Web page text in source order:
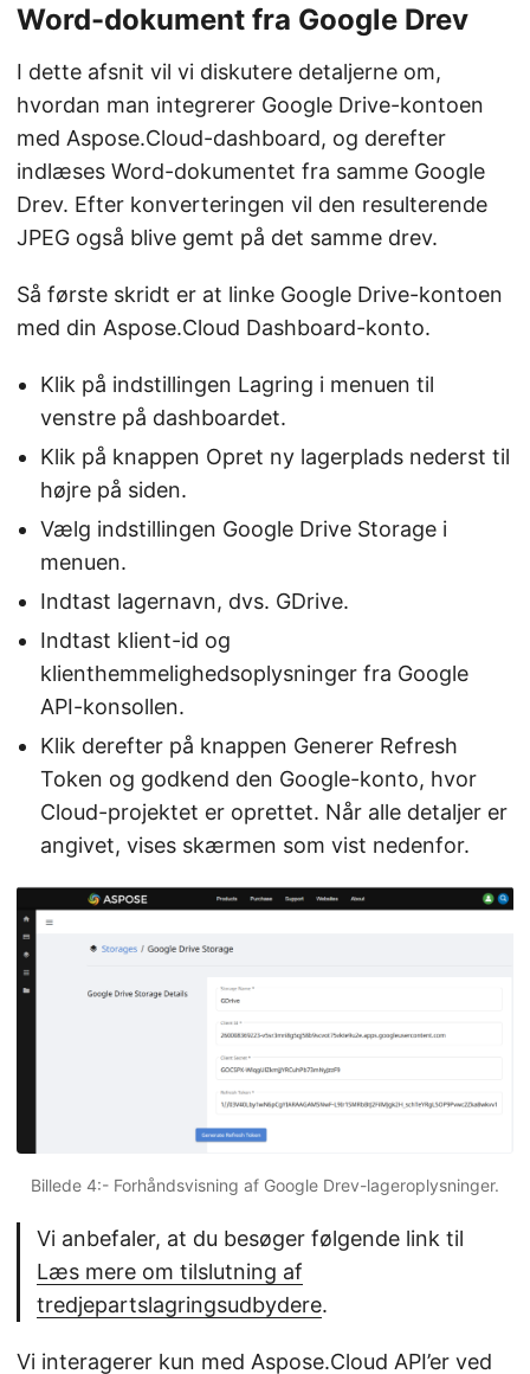
Word-dokument fra Google Drev
I dette afsnit vil vi diskutere detaljerne om,
hvordan man integrerer Google Drive-kontoen
med Aspose.Cloud-dashboard, og derefter
indlæses Word-dokumentet fra samme Google
Drev. Efter konverteringen vil den resulterende
JPEG også blive gemt på det samme drev.
Så første skridt er at linke Google Drive-kontoen
med din Aspose.Cloud Dashboard-konto.
Klik på indstillingen Lagring i menuen til
venstre på dashboardet.
Klik på knappen Opret ny lagerplads nederst til
højre på siden.
Vælg indstillingen Google Drive Storage i
menuen.
Indtast lagernavn, dvs. GDrive.
Indtast klient-id og
klienthemmelighedsoplysninger fra Google
API-konsollen.
Klik derefter på knappen Generer Refresh
Token og godkend den Google-konto, hvor
Cloud-projektet er oprettet. Når alle detaljer er
angivet, vises skærmen som vist nedenfor.
Billede 4:- Forhåndsvisning af Google Drev-lageroplysninger.
Vi anbefaler, at du besøger følgende link til
Læs mere om tilslutning af
tredjepartslagringsudbydere.
Vi interagerer kun med Aspose.Cloud API’er ved